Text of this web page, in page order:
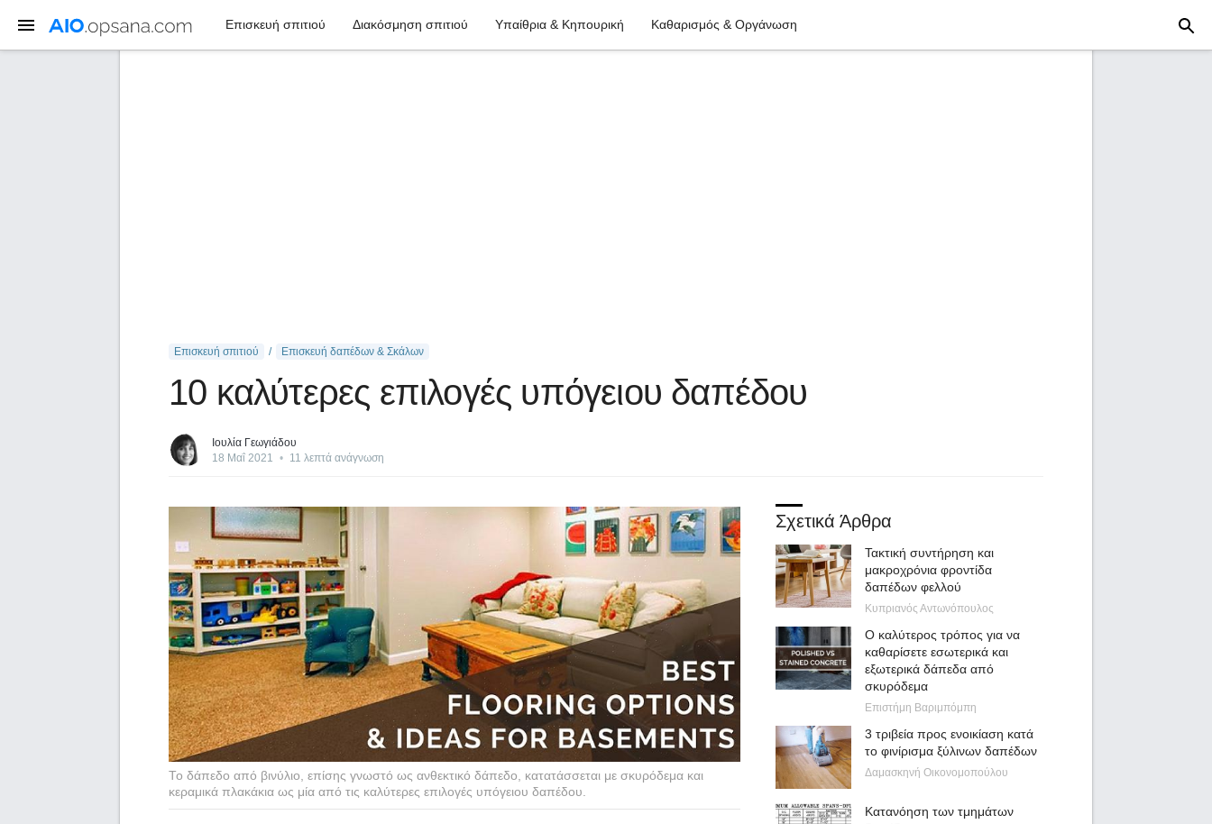
Επισκευή σπιτιού Διακόσμηση σπιτιού Υπαίθρια & Κηπουρική Καθαρισμός & Οργάνωση
Επισκευή σπιτιού Επισκευή δαπέδων & Σκάλων
10 καλύτερες επιλογές υπόγειου δαπέδου
Ιουλία Γεωγιάδου
18 Μαΐ 2021 • 11 λεπτά ανάγνωση
Το δάπεδο από βινύλιο, επίσης γνωστό ως ανθεκτικό δάπεδο, κατατάσσεται με σκυρόδεμα και
κεραμικά πλακάκια ως μία από τις καλύτερες επιλογές υπόγειου δαπέδου.
Σχετικά Άρθρα
Τακτική συντήρηση και
μακροχρόνια φροντίδα
δαπέδων φελλού
Κυπριανός Αντωνόπουλος
Ο καλύτερος τρόπος για να
καθαρίσετε εσωτερικά και
εξωτερικά δάπεδα από
σκυρόδεμα
Επιστήμη Βαριμπόμπη
3 τριβεία προς ενοικίαση κατά
το φινίρισμα ξύλινων δαπέδων
Δαμασκηνή Οικονομοπούλου
Κατανόηση των τμημάτων